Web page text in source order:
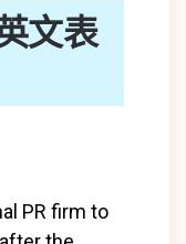
文表
PR firm to